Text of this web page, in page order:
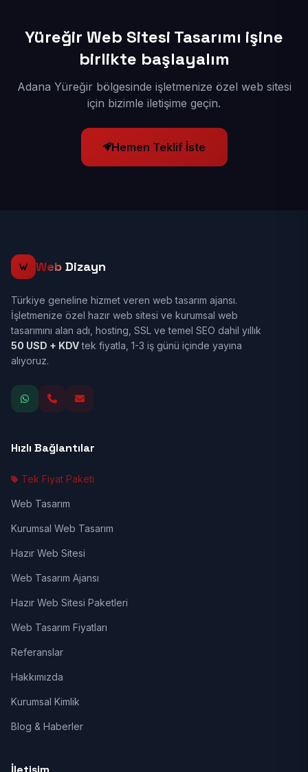
Yüreğir Web Sitesi Tasarımı işine
birlikte başlayalım
Adana Yüreğir bölgesinde işletmenize özel web sitesi
için bizimle iletişime geçin.
Hemen Teklif İste
Web Dizayn
Türkiye geneline hizmet veren web tasarım ajansı.
İşletmenize özel hazır web sitesi ve kurumsal web
tasarımını alan adı, hosting, SSL ve temel SEO dahil yıllık
50 USD + KDVtek fiyatla, 1-3 iş günü içinde yayına
alıyoruz.
Hızlı Bağlantılar
Tek Fiyat Paketi
Web Tasarım
Kurumsal Web Tasarım
Hazır Web Sitesi
Web Tasarım Ajansı
Hazır Web Sitesi Paketleri
Web Tasarım Fiyatları
Referanslar
Hakkımızda
Kurumsal Kimlik
Blog & Haberler